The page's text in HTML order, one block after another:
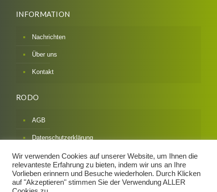
INFORMATION
Nachrichten
Über uns
Kontakt
RODO
AGB
Datenschutzerklärung
Impressum
Widerrufsbelehrung & Formular
Zahlarten / Versandarten
Wir verwenden Cookies auf unserer Website, um Ihnen die
relevanteste Erfahrung zu bieten, indem wir uns an Ihre
Vorlieben erinnern und Besuche wiederholen. Durch Klicken
auf "Akzeptieren" stimmen Sie der Verwendung ALLER